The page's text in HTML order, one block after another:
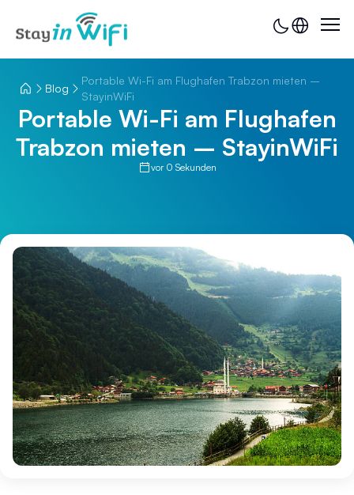
Blog
Portable Wi-Fi am Flughafen Trabzon mieten –
StayinWiFi
Portable Wi-Fi am Flughafen
Trabzon mieten – StayinWiFi
vor 0 Sekunden